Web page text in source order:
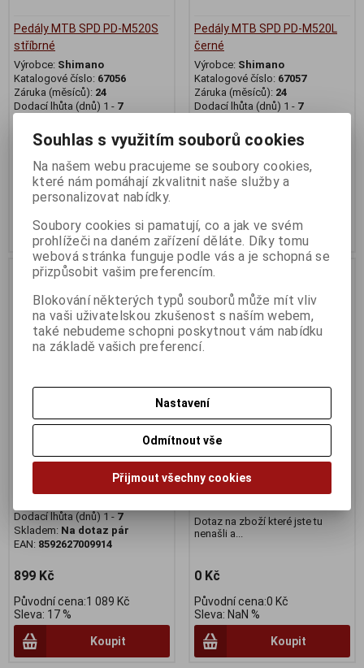
Pedály MTB SPD PD-M520S
stříbrné
Výrobce: Shimano
Katalogové číslo: 67056
Záruka (měsíců): 24
Dodací lhůta (dnů) 1 - 7
EAN:4524667060468
1 399 Kč
Původní cena:1 489 Kč
Sleva: 6 %
Koupit
Pedály MTB SPD PD-M520L
černé
Výrobce: Shimano
Katalogové číslo: 67057
Záruka (měsíců): 24
Dodací lhůta (dnů) 1 - 7
EAN:
4524667060475
999 Kč
Původní cena:1 489 Kč
Koupit
Na dotaz
jednostranné, černé
Dodací lhůta (dnů) 1 - 7
Skladem: Na dotaz pár
EAN: 8592627009914
899 Kč
Původní cena:1 089 Kč
Sleva: 17 %
Koupit
Na dotaz
Dotaz na zboží
Katalogové číslo:DOTAZ
Záruka (měsíců):
Dodací lhůta (dnů) 1 -
Dotaz na zboží které jste tu
nenašli a...
0 Kč
Původní cena:0 Kč
Sleva: NaN %
Koupit
Souhlas s využitím souborů cookies
Na našem webu pracujeme se soubory cookies,
které nám pomáhají zkvalitnit naše služby a
personalizovat nabídky.
Soubory cookies si pamatují, co a jak ve svém
prohlížeči na daném zařízení děláte. Díky tomu
webová stránka funguje podle vás a je schopná se
přizpůsobit vašim preferencím.
Blokování některých typů souborů může mít vliv
na vaši uživatelskou zkušenost s naším webem,
také nebudeme schopni poskytnout vám nabídku
na základě vašich preferencí.
Nastavení
Odmítnout vše
Přijmout všechny cookies